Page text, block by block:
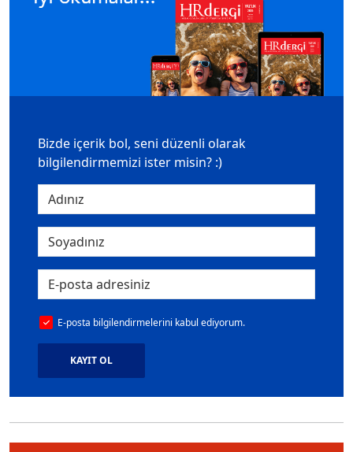
Bizde içerik bol, seni düzenli olarak
bilgilendirmemizi ister misin? :)
E-posta bilgilendirmelerini kabul ediyorum.
KAYIT OL